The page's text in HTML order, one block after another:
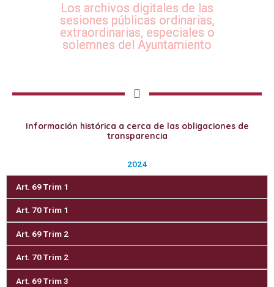
Los archivos digitales de las
sesiones públicas ordinarias,
extraordinarias, especiales o
solemnes del Ayuntamiento
Información histórica a cerca de las obligaciones de
transparencia
2024
Art. 69 Trim 1
Art. 70 Trim 1
Art. 69 Trim 2
Art. 70 Trim 2
Art. 69 Trim 3